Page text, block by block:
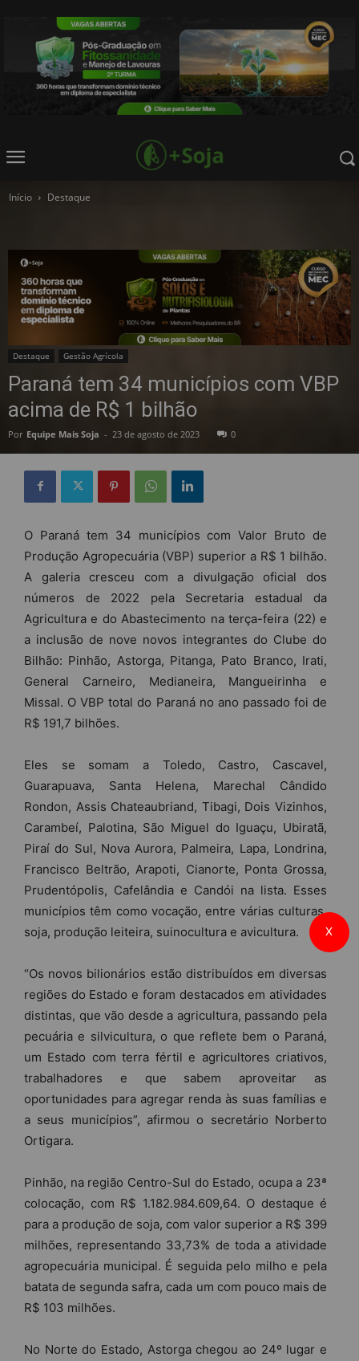
Início Destaque
Destaque Gestão Agrícola
Paraná tem 34 municípios com VBP
acima de R$ 1 bilhão
Por Equipe Mais Soja - 23 de agosto de 2023 0
O Paraná tem 34 municípios com Valor Bruto de
Produção Agropecuária (VBP) superior a R$ 1 bilhão.
A galeria cresceu com a divulgação oficial dos
números de 2022 pela Secretaria estadual da
Agricultura e do Abastecimento na terça-feira (22) e
a inclusão de nove novos integrantes do Clube do
Bilhão: Pinhão, Astorga, Pitanga, Pato Branco, Irati,
General Carneiro, Medianeira, Mangueirinha e
Missal. O VBP total do Paraná no ano passado foi de
R$ 191,7 bilhões.
Eles se somam a Toledo, Castro, Cascavel,
Guarapuava, Santa Helena, Marechal Cândido
Rondon, Assis Chateaubriand, Tibagi, Dois Vizinhos,
Carambeí, Palotina, São Miguel do Iguaçu, Ubiratã,
Piraí do Sul, Nova Aurora, Palmeira, Lapa, Londrina,
Francisco Beltrão, Arapoti, Cianorte, Ponta Grossa,
Prudentópolis, Cafelândia e Candói na lista. Esses
municípios têm como vocação, entre várias culturas,
soja, produção leiteira, suinocultura e avicultura.
“Os novos bilionários estão distribuídos em diversas
regiões do Estado e foram destacados em atividades
distintas, que vão desde a agricultura, passando pela
pecuária e silvicultura, o que reflete bem o Paraná,
um Estado com terra fértil e agricultores criativos,
trabalhadores e que sabem aproveitar as
oportunidades para agregar renda às suas famílias e
a seus municípios”, afirmou o secretário Norberto
Ortigara.
Pinhão, na região Centro-Sul do Estado, ocupa a 23ª
colocação, com R$ 1.182.984.609,64. O destaque é
para a produção de soja, com valor superior a R$ 399
milhões, representando 33,73% de toda a atividade
agropecuária municipal. É seguida pelo milho e pela
batata de segunda safra, cada um com pouco mais de
R$ 103 milhões.
No Norte do Estado, Astorga chegou ao 24º lugar e
X